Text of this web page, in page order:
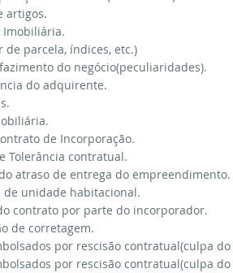
artigos.
Imobiliária.
de parcela, índices, etc.)
do negócio(peculiaridades).
do adquirente.
de Incorporação.
Tolerância contratual.
atraso de entrega do empreendimento.
unidade habitacional.
contrato por parte do incorporador.
de corretagem.
por rescisão contratual(culpa
por rescisão contratual(culpa